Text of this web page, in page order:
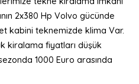
2x380 Hp Volvo gücünde
kabini teknemizde klima Var.
kiralama fiyatları düşük
1000 Euro arasında